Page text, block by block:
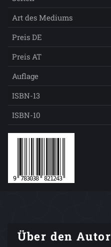
Art des Mediums
Preis DE
Preis AT
Auflage
ISBN-13
ISBN-10
Über den Autor